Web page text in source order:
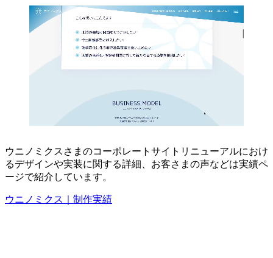
ウニノミクスさまのコーポレートサイトリニューアルにおけ
るデザインや実装に関する詳細、お客さまの声などは実績ペ
ージで紹介しています。
ウニノミクス｜制作実績